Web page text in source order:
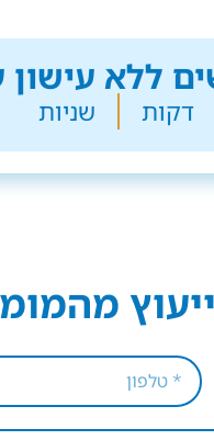
ללא עישון
דקות שניות